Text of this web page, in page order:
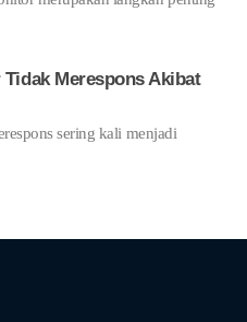
Merespons Akibat
sering kali menjadi